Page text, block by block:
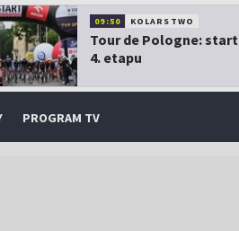
09:50 KOLARSTWO
Tour de Pologne: start
4. etapu
PROGRAM TV